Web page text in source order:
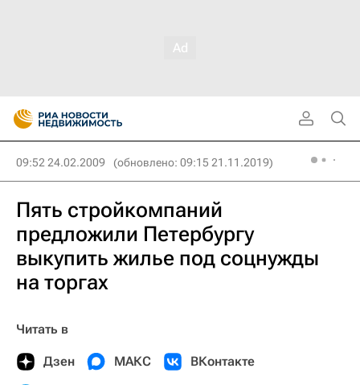
09:52 24.02.2009 (обновлено: 09:15 21.11.2019)
Пять стройкомпаний
предложили Петербургу
выкупить жилье под соцнужды
на торгах
Читать в
Дзен МАКС ВКонтакте